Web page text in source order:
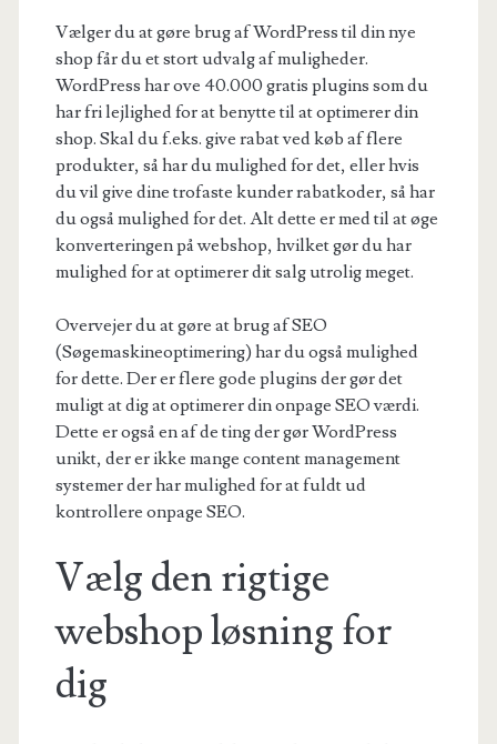
Vælger du at gøre brug af WordPress til din nye
shop får du et stort udvalg af muligheder.
WordPress har ove 40.000 gratis plugins som du
har fri lejlighed for at benytte til at optimerer din
shop. Skal du f.eks. give rabat ved køb af flere
produkter, så har du mulighed for det, eller hvis
du vil give dine trofaste kunder rabatkoder, så har
du også mulighed for det. Alt dette er med til at øge
konverteringen på webshop, hvilket gør du har
mulighed for at optimerer dit salg utrolig meget.
Overvejer du at gøre at brug af SEO
(Søgemaskineoptimering) har du også mulighed
for dette. Der er flere gode plugins der gør det
muligt at dig at optimerer din onpage SEO værdi.
Dette er også en af de ting der gør WordPress
unikt, der er ikke mange content management
systemer der har mulighed for at fuldt ud
kontrollere onpage SEO.
Vælg den rigtige
webshop løsning for
dig